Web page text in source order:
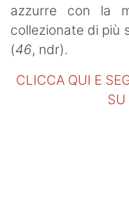
azzurre con la
collezionate di più
(46, ndr).
CLICCA QUI E
SU